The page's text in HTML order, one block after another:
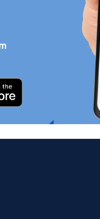
Zamknij wyskakujące